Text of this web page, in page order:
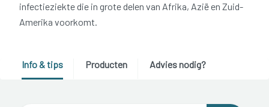
infectieziekte die in grote delen van Afrika, Azië en Zuid-
Amerika voorkomt.
Info & tips Producten Advies nodig?